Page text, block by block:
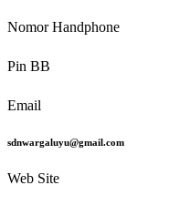
Nomor Handphone
Pin BB
Email
sdnwargaluyu@gmail.com
Web Site